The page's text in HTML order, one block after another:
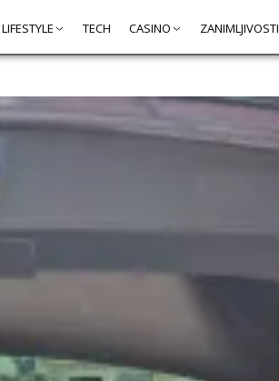
LIFESTYLE TECH CASINO ZANIMLJIVOSTI